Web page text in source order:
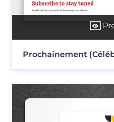
Prochainement